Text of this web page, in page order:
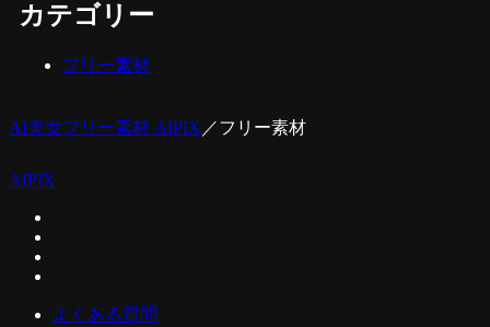
カテゴリー
フリー素材
AI美女フリー素材 AIPIX ／フリー素材
AIPIX
よくある質問